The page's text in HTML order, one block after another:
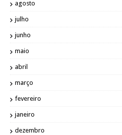
agosto
julho
junho
maio
abril
março
fevereiro
janeiro
dezembro